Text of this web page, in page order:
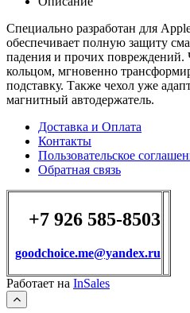
Специально разработан для
обеспечивает полную защиту
падения и прочих повреждений.
кольцом, мгновенно
подставку. Также чехол уже
магнитный автодержатель.
Доставка и Оплата
Контакты
Пользовательское
Обратная связь
+7 926 585-8503
goodchoice.me@yandex.ru
Работает на InSales